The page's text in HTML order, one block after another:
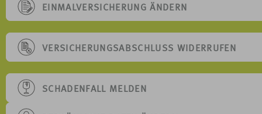
EINMALVERSICHERUNG ÄNDERN
VERSICHERUNGSABSCHLUSS WIDERRUFEN
SCHADENFALL MELDEN